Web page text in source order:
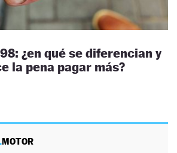
¿en qué se diferencian y
la pena pagar más?
MOTOR